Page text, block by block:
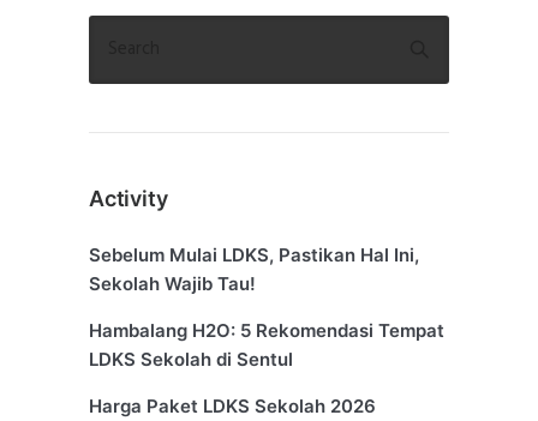
Activity
Sebelum Mulai LDKS, Pastikan Hal Ini,
Sekolah Wajib Tau!
Hambalang H2O: 5 Rekomendasi Tempat
LDKS Sekolah di Sentul
Harga Paket LDKS Sekolah 2026